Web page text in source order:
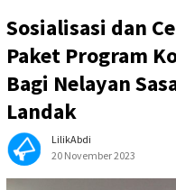
Sosialisasi dan
Paket Program
Bagi Nelayan
Landak
LilikAbdi
20 November 2023